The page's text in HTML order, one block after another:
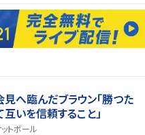
へ臨んだブラウン「勝つた
いを信頼すること」
トボール